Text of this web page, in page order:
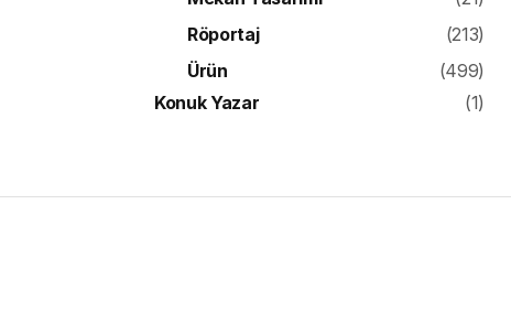
Röportaj
(213)
Ürün
(499)
Konuk Yazar
(1)